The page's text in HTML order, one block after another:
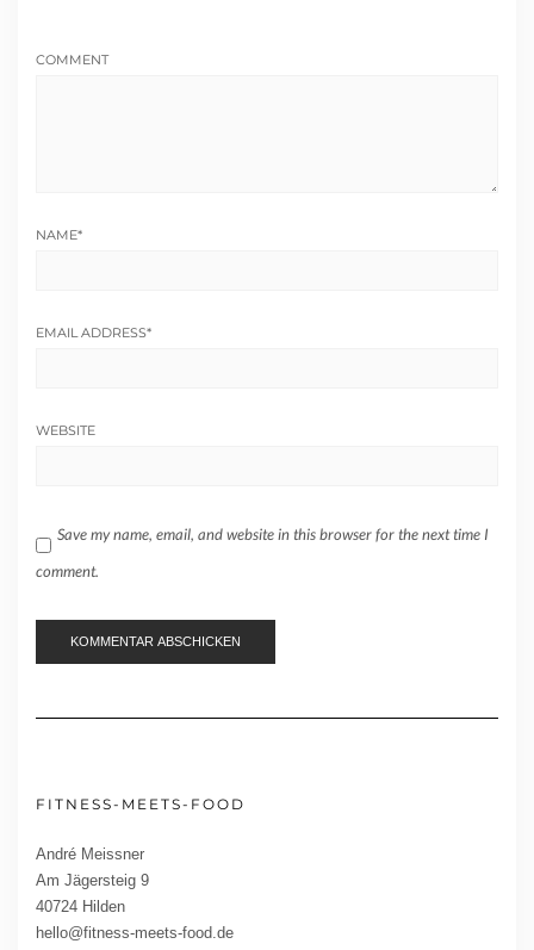
COMMENT
NAME*
EMAIL ADDRESS*
WEBSITE
Save my name, email, and website in this browser for the next time I
comment.
FITNESS-MEETS-FOOD
André Meissner
Am Jägersteig 9
40724 Hilden
hello@fitness-meets-food.de